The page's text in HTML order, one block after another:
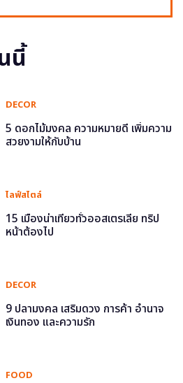
นี้
DECOR
5 ดอกไม้มงคล ความหมายดี เพิ่มความ
สวยงามให้กับบ้าน
ไลฟ์สไตล์
15 เมืองน่าเที่ยวทั่วออสเตรเลีย ทริป
หน้าต้องไป
DECOR
9 ปลามงคล เสริมดวง การค้า อำนาจ
เงินทอง และความรัก
FOOD